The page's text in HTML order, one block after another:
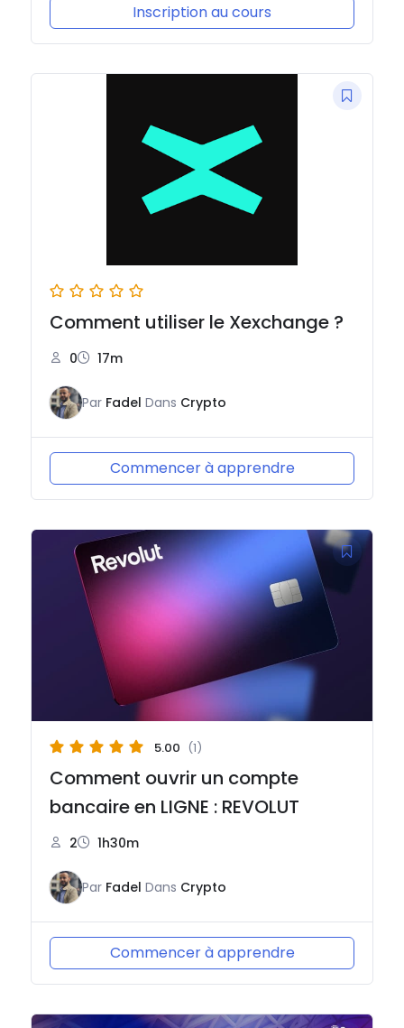
Inscription au cours
Comment utiliser le Xexchange ?
0 17m
Par Fadel Dans Crypto
Commencer à apprendre
5.00 (1)
Comment ouvrir un compte
bancaire en LIGNE : REVOLUT
2 1h30m
Par Fadel Dans Crypto
Commencer à apprendre